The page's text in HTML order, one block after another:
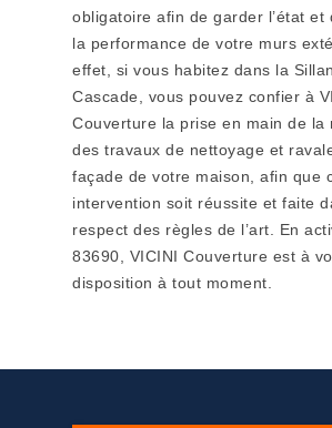
obligatoire afin de garder l’état et
la performance de votre murs
effet, si vous habitez dans la
Cascade, vous pouvez confier à
Couverture la prise en main de la
des travaux de nettoyage et
façade de votre maison, afin que
intervention soit réussite et faite
respect des règles de l’art. En
83690, VICINI Couverture est à
disposition à tout moment.